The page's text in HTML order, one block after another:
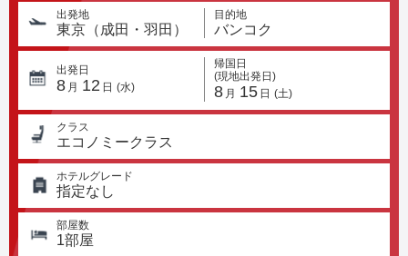
出発地
東京（成田・羽田）
目的地
バンコク
出発日
8 月 12 日 (水)
帰国日
(現地出発日)
8 月 15 日 (土)
クラス
エコノミークラス
ホテルグレード
指定なし
部屋数
1部屋